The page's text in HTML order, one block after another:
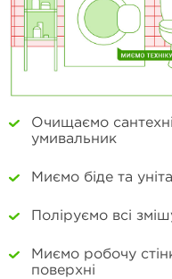
Очищаємо
умивальник
Миємо біде та
Поліруємо всі
Миємо робочу
поверхні